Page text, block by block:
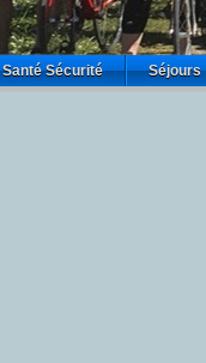
Santé Sécurité Séjours